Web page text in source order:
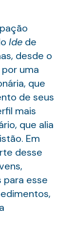
Idede
desde o
uma
que
de seus
mais
que alia
Em
desse
esse